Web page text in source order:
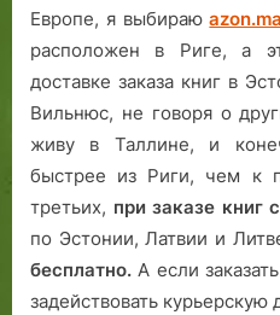
Европе, я выбираю
расположен в Риге, а
доставке заказа книг в
Вильнюс, не говоря о
живу в Таллине, и
быстрее из Риги, чем к
третьих, при заказе книг
по Эстонии, Латвии и
бесплатно. А если
задействовать курьерскую